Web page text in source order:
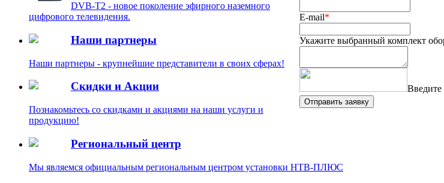
E-mail*
Укажите выбранный комплект
DVB-T2 - новое поколение эфирного наземного
цифрового телевидения.
Наши партнеры
Наши партнеры - крупнейшие представители в своих сферах!
Скидки и Акции
Познакомьтесь со скидками и акциями на наши услуги и
продукцию!
Региональный центр
Мы являемся официальным региональным центром установки НТВ-ПЛЮС